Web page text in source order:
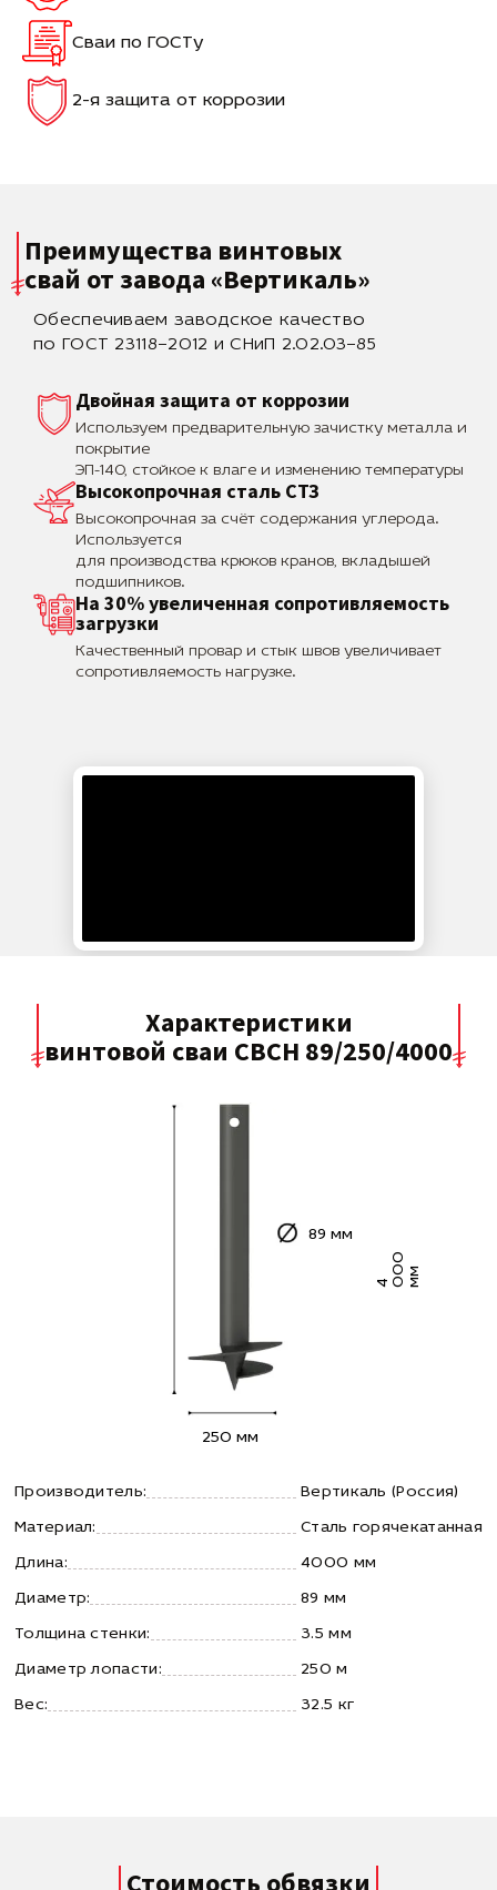
Сваи по ГОСТу
2-я защита от коррозии
Преимущества винтовых
свай от завода «Вертикаль»
Обеспечиваем заводское качество
по ГОСТ 23118–2012 и СНиП 2.02.03–85
Двойная защита от коррозии
Используем предварительную зачистку металла и
покрытие
ЭП-140, стойкое к влаге и изменению температуры
Высокопрочная сталь СТЗ
Высокопрочная за счёт содержания углерода.
Используется
для производства крюков кранов, вкладышей
подшипников.
На 30% увеличенная сопротивляемость
загрузки
Качественный провар и стык швов увеличивает
сопротивляемость нагрузке.
Характеристики
винтовой сваи СВСН 89/250/4000
4 0 0
0
м м
250 мм
89 мм
Производитель: Вертикаль (Россия)
Материал: Сталь горячекатанная
Длина: 4000 мм
Диаметр: 89 мм
Толщина стенки: 3.5 мм
Диаметр лопасти: 250 м
Вес: 32.5 кг